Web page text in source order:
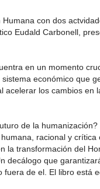
con dos
Eudald Carbonell,
en un momento
económico que
acelerar los cambios en
de la
racional y crítica
la transformación del
decálogo que
fuera de el. El libro está